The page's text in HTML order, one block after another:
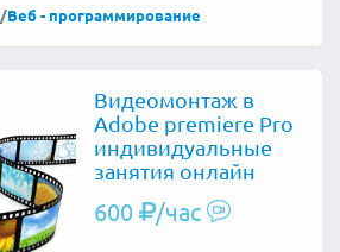
/Веб - программирование
Видеомонтаж в
Adobe premiere Pro
индивидуальные
занятия онлайн
600 /час